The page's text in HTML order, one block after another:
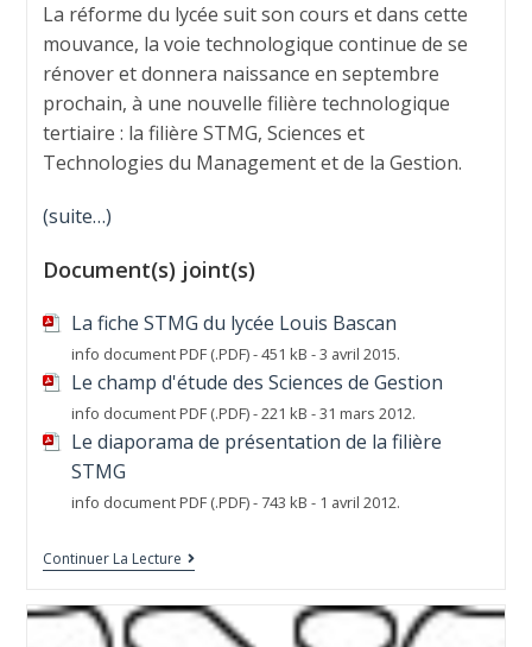
La réforme du lycée suit son cours et dans cette
mouvance, la voie technologique continue de se
rénover et donnera naissance en septembre
prochain, à une nouvelle filière technologique
tertiaire : la filière STMG, Sciences et
Technologies du Management et de la Gestion.
(suite…)
Document(s) joint(s)
La fiche STMG du lycée Louis Bascan
info document PDF (.PDF) - 451 kB - 3 avril 2015.
Le champ d'étude des Sciences de Gestion
info document PDF (.PDF) - 221 kB - 31 mars 2012.
Le diaporama de présentation de la filière
STMG
info document PDF (.PDF) - 743 kB - 1 avril 2012.
Continuer La Lecture